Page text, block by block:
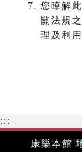
您瞭解
關法規
理及利
:::
康樂本館